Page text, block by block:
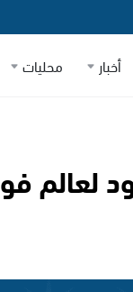
أخبار محليات